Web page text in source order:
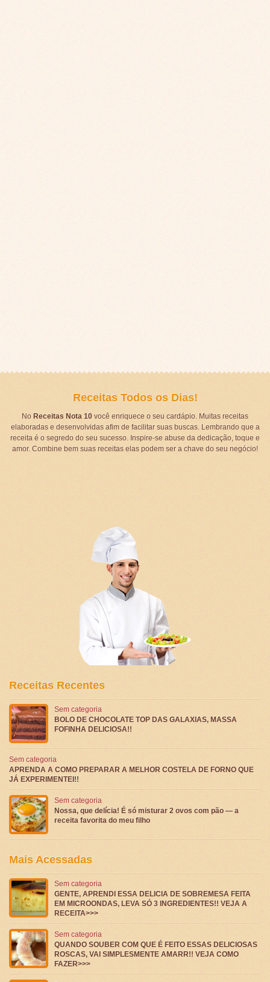
Receitas Todos os Dias!
No Receitas Nota 10você enriquece o seu cardápio. Muitas receitas
elaboradas e desenvolvidas afim de facilitar suas buscas. Lembrando que a
receita é o segredo do seu sucesso. Inspire-se abuse da dedicação, toque e
amor. Combine bem suas receitas elas podem ser a chave do seu negócio!
Receitas Recentes
Sem categoria
BOLO DE CHOCOLATE TOP DAS GALAXIAS, MASSA
FOFINHA DELICIOSA!!
Sem categoria
APRENDA A COMO PREPARAR A MELHOR COSTELA DE FORNO QUE
JÁ EXPERIMENTEI!!
Sem categoria
Nossa, que delícia! É só misturar 2 ovos com pão — a
receita favorita do meu filho
Mais Acessadas
Sem categoria
GENTE, APRENDI ESSA DELICIA DE SOBREMESA FEITA
EM MICROONDAS, LEVA SÓ 3 INGREDIENTES!! VEJA A
RECEITA>>>
Sem categoria
QUANDO SOUBER COM QUE É FEITO ESSAS DELICIOSAS
ROSCAS, VAI SIMPLESMENTE AMARR!! VEJA COMO
FAZER>>>